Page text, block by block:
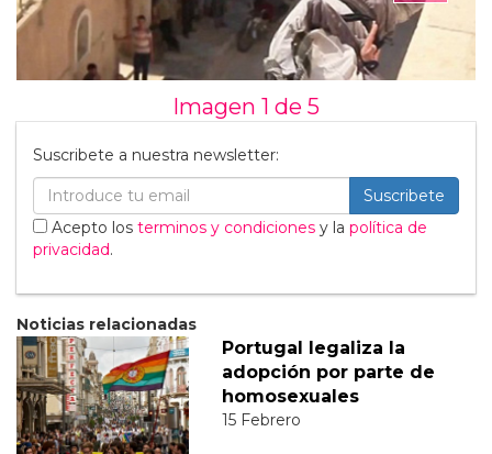
Imagen 1 de 5
Suscribete a nuestra newsletter:
Suscribete
Acepto los terminos y condiciones y la política de
privacidad.
Noticias relacionadas
Portugal legaliza la
adopción por parte de
homosexuales
15 Febrero